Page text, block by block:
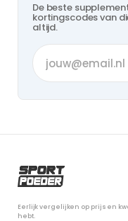
De beste
kortingscodes van
altijd.
Eerlijk vergelijken op prijs en
hebt.